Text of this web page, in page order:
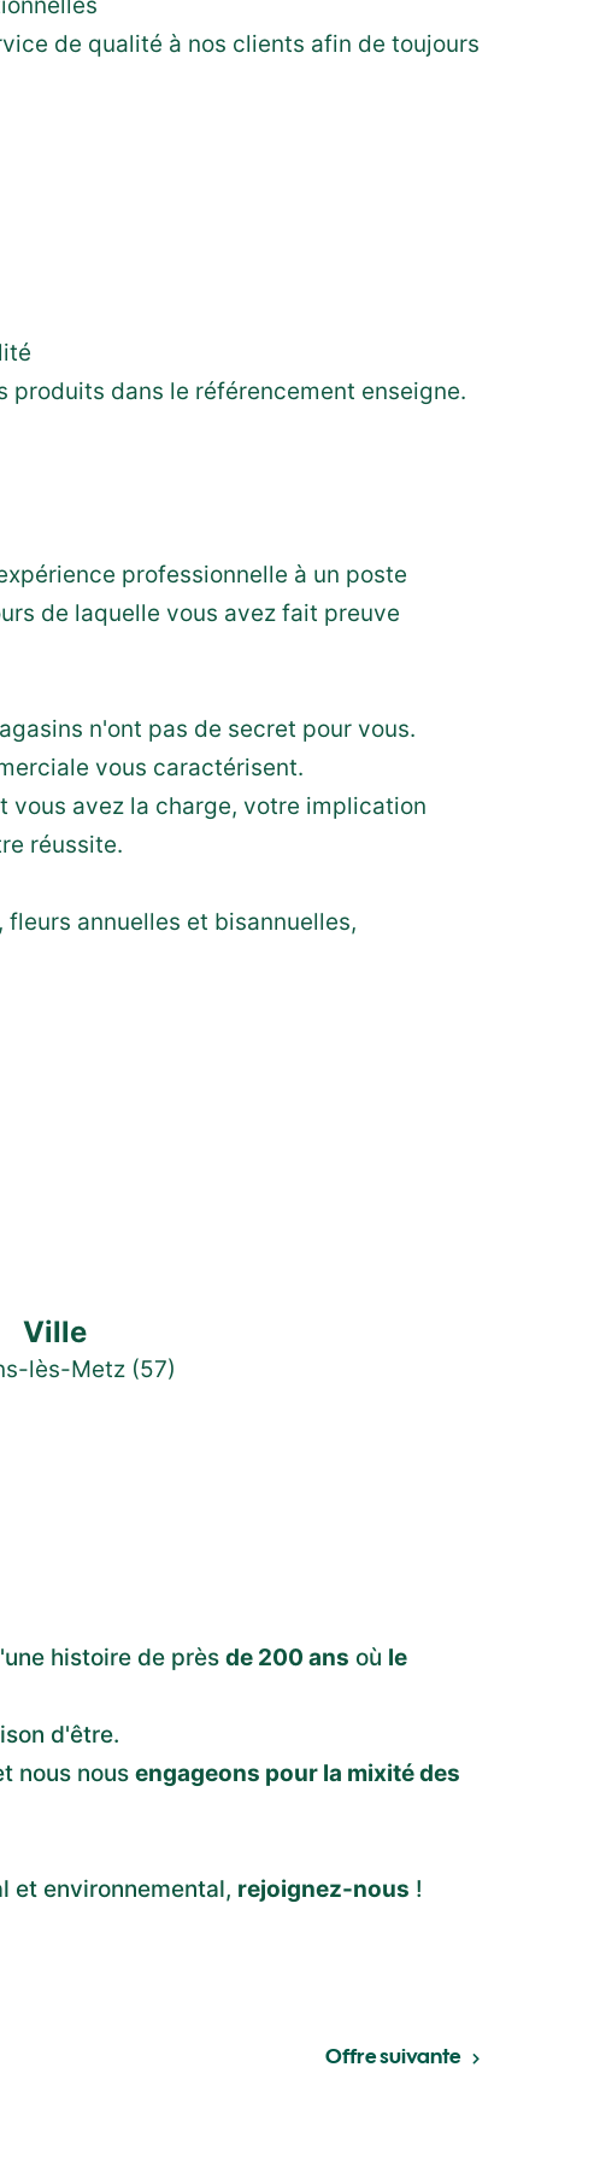
de qualité à nos clients afin de toujours
produits dans le référencement enseigne.
professionnelle à un poste
de laquelle vous avez fait preuve
n'ont pas de secret pour vous.
vous caractérisent.
vous avez la charge, votre implication
réussite.
annuelles et bisannuelles,
Ville
lès-Metz (57)
histoire de près de 200 ans où le
d'être.
nous nous engageons pour la mixité des
et environnemental, rejoignez-nous !
Offre suivante